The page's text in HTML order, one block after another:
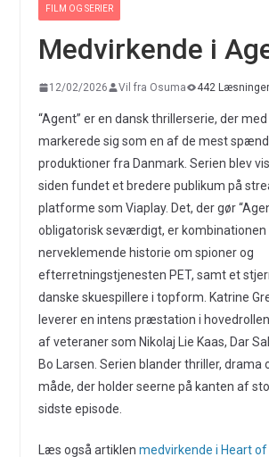
FILM OG SERIER
Medvirkende i
12/02/2026 Vil fra Osuma 442 Læsninger
“Agent” er en dansk thrillerserie, der
markerede sig som en af de mest
produktioner fra Danmark. Serien blev
siden fundet et bredere publikum på
platforme som Viaplay. Det, der gør
obligatorisk seværdigt, er kombinationen
nerveklemende historie om spioner og
efterretningstjenesten PET, samt et
danske skuespillere i topform. Katrine
leverer en intens præstation i
af veteraner som Nikolaj Lie Kaas, Dar
Bo Larsen. Serien blander thriller, drama
måde, der holder seerne på kanten af
sidste episode.
Læs også artiklen medvirkende i Heart